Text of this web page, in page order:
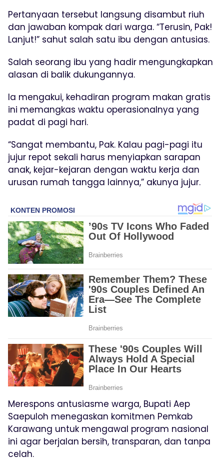
Pertanyaan tersebut langsung disambut riuh
dan jawaban kompak dari warga. “Terusin, Pak!
Lanjut!” sahut salah satu ibu dengan antusias.
Salah seorang ibu yang hadir mengungkapkan
alasan di balik dukungannya.
Ia mengakui, kehadiran program makan gratis
ini memangkas waktu operasionalnya yang
padat di pagi hari.
“Sangat membantu, Pak. Kalau pagi-pagi itu
jujur repot sekali harus menyiapkan sarapan
anak, kejar-kejaran dengan waktu kerja dan
urusan rumah tangga lainnya,” akunya jujur.
Merespons antusiasme warga, Bupati Aep
Saepuloh menegaskan komitmen Pemkab
Karawang untuk mengawal program nasional
ini agar berjalan bersih, transparan, dan tanpa
celah.